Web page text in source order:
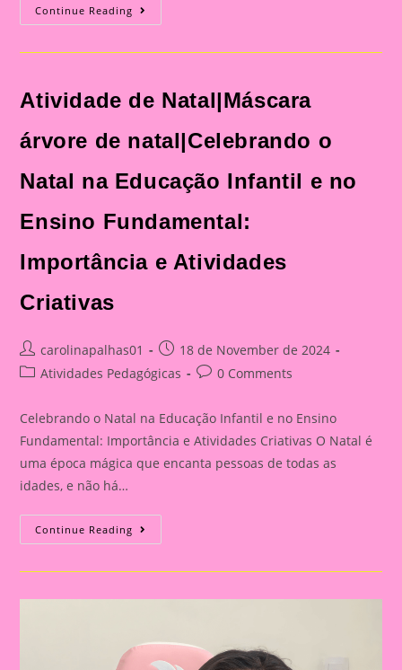
Continue Reading Atividade
De
Infantil
E
Ensino
Fundamental:
E
Atividades
Criativas
Atividade de Natal|Máscara
árvore de natal|Celebrando o
Natal na Educação Infantil e no
Ensino Fundamental:
Importância e Atividades
Criativas
Post
author:
carolinapalhas01
Post
published:
18 de November de 2024
PostAtividades Pedagógicas
Post0 Comments
Celebrando o Natal na Educação Infantil e no Ensino
Fundamental: Importância e Atividades Criativas O Natal é
uma época mágica que encanta pessoas de todas as
idades, e não há…
Continue Reading Atividade
De
O
Educação
Infantil